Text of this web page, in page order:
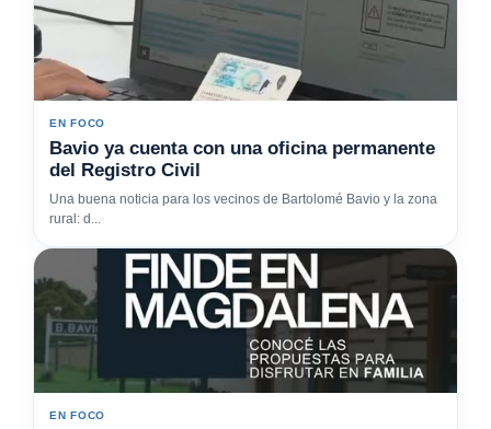
EN FOCO
Bavio ya cuenta con una oficina permanente
del Registro Civil
Una buena noticia para los vecinos de Bartolomé Bavio y la zona
rural: d...
EN FOCO